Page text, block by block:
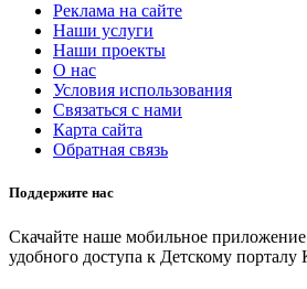
Реклама на сайте
Наши услуги
Наши проекты
О нас
Условия использования
Связаться с нами
Карта сайта
Обратная связь
Поддержите нас
Скачайте наше мобильное
удобного доступа к Детскому порталу